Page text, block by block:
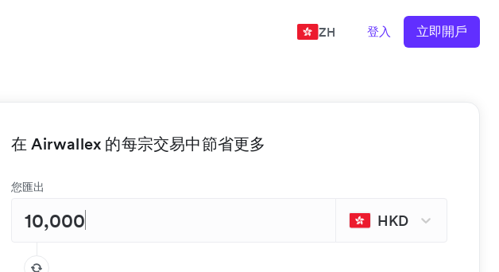
ZH 登入 立即開戶
在 Airwallex 的每宗交易中節省更多
您匯出
HKD